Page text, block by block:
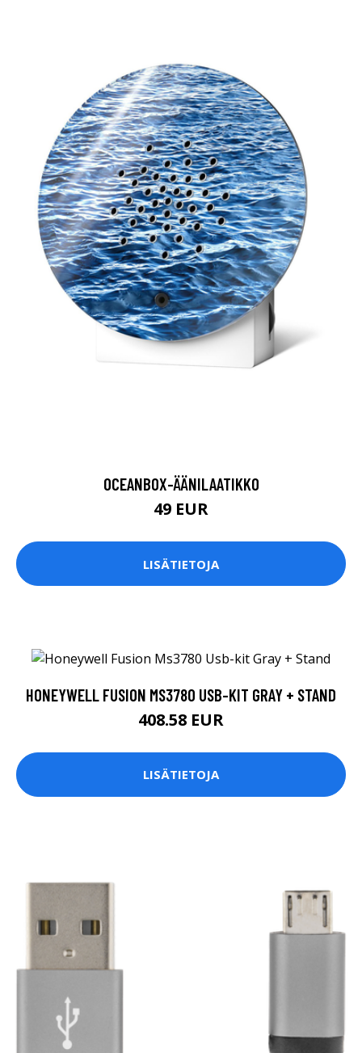
OCEANBOX-ÄÄNILAATIKKO
49 EUR
LISÄTIETOJA
HONEYWELL FUSION MS3780 USB-KIT GRAY + STAND
408.58 EUR
LISÄTIETOJA